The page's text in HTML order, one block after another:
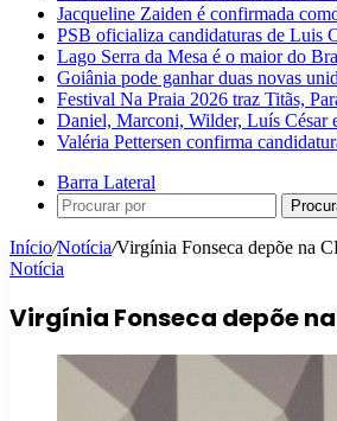
Jacqueline Zaiden é confirmada
PSB oficializa candidaturas de Luis
Lago Serra da Mesa é o maior do
Goiânia pode ganhar duas novas
Festival Na Praia 2026 traz Titãs,
Daniel, Marconi, Wilder, Luís César
Valéria Pettersen confirma
Barra Lateral
Início/Notícia/Virgínia Fonseca depõe na
Notícia
Virgínia Fonseca depõe